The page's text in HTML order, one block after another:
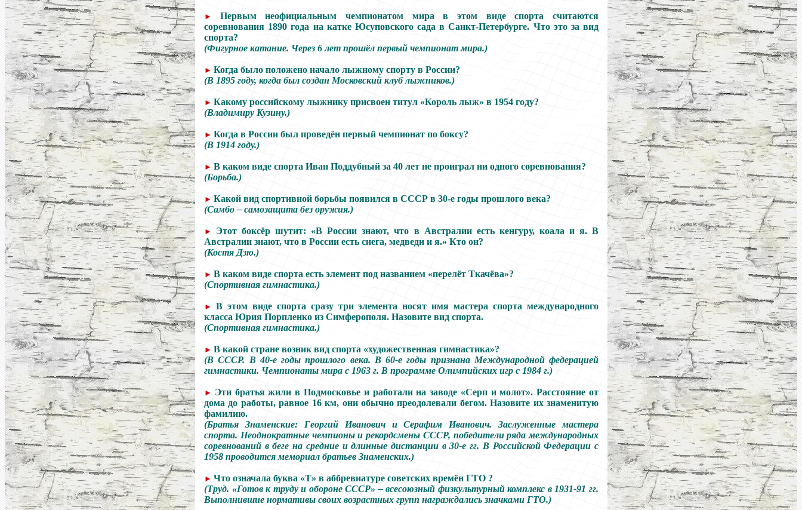
►
Первым неофициальным чемпионатом мира в этом виде спорта считаются
соревнования 1890 года на катке Юсуповского сада в Санкт-Петербурге. Что это за вид
спорта?
(Фигурное катание. Через 6 лет прошёл первый чемпионат мира.)
► Когда было положено начало лыжному спорту в России?
(В 1895 году, когда был создан Московский клуб лыжников.)
► Какому российскому лыжнику присвоен титул «Король лыж» в 1954 году?
(Владимиру Кузину.)
► Когда в России был проведён первый чемпионат по боксу?
(В 1914 году.)
► В каком виде спорта Иван Поддубный за 40 лет не проиграл ни одного соревнования?
(Борьба.)
► Какой вид спортивной борьбы появился в СССР в 30-е годы прошлого века?
(Самбо – самозащита без оружия.)
►
Этот боксёр шутит: «В России знают, что в Австралии есть кенгуру, коала и я. В
Австралии знают, что в России есть снега, медведи и я.» Кто он?
(Костя Дзю.)
► В каком виде спорта есть элемент под названием «перелёт Ткачёва»?
(Спортивная гимнастика.)
►
В этом виде спорта сразу три элемента носят имя мастера спорта международного
класса Юрия Порпленко из Симферополя. Назовите вид спорта.
(Спортивная гимнастика.)
► В какой стране возник вид спорта «художественная гимнастика»?
(В СССР. В 40-е годы прошлого века. В 60-е годы признана Международной федерацией
гимнастики. Чемпионаты мира с 1963 г. В программе Олимпийских игр с 1984 г.)
► Эти братья жили в Подмосковье и работали на заводе «Серп и молот». Расстояние от
дома до работы, равное 16 км, они обычно преодолевали бегом. Назовите их знаменитую
фамилию.
(Братья Знаменские: Георгий Иванович и Серафим Иванович. Заслуженные мастера
спорта. Неоднократные чемпионы и рекордсмены СССР, победители ряда международных
соревнований в беге на средние и длинные дистанции в 30-е гг. В Российской Федерации с
1958 проводится мемориал братьев Знаменских.)
► Что означала буква «Т» в аббревиатуре советских времён ГТО ?
(Труд. «Готов к труду и обороне СССР» – всесоюзный физкультурный комплекс в 1931-91 гг.
Выполнившие нормативы своих возрастных групп награждались значками ГТО.)